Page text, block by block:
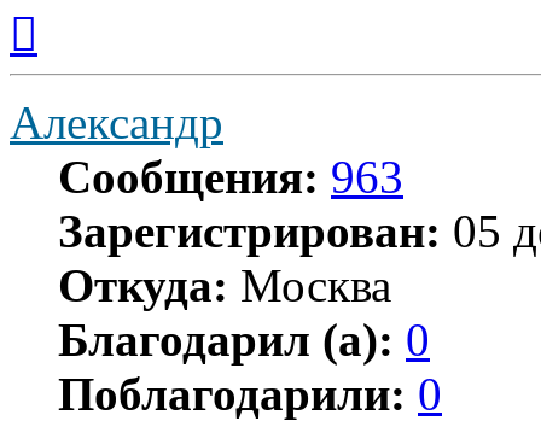
началу
Александр
Сообщения: 963
Зарегистрирован: 05
Откуда: Москва
Благодарил (а): 0
Поблагодарили: 0